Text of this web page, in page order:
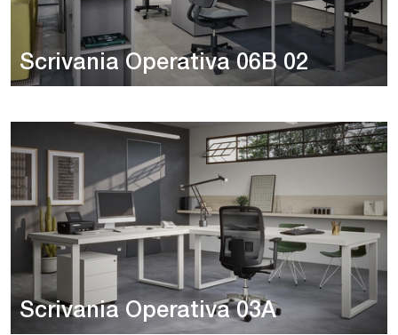
Scrivania Operativa 06B 02
Scrivania Operativa 03A